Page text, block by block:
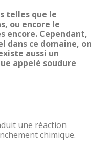
telles que le
ou encore le
encore. Cependant,
dans ce domaine, on
aussi un
appelé soudure
une réaction
chimique.